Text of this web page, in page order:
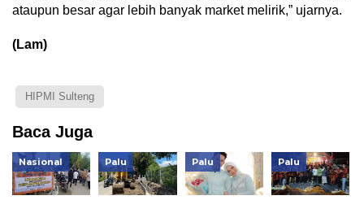
ataupun besar agar lebih banyak market melirik,” ujarnya.
(Lam)
HIPMI Sulteng
Baca Juga
Nasional Palu Palu Palu